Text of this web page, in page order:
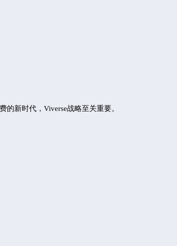
的新时代，Viverse战略至关重要。